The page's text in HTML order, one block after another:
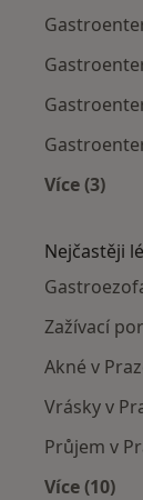
Více (3)
Nejčastěji
Zažívací
Akné v
Vrásky v
Průjem v
Více (10)